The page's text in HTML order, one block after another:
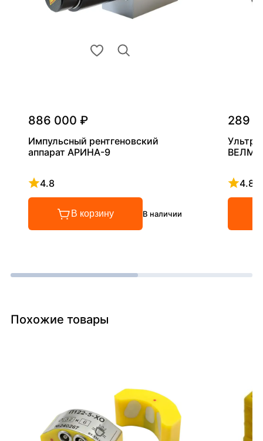
886 000 ₽
Импульсный рентгеновский
аппарат АРИНА-9
4.8
Рейтинг 4.8 из 5
В корзину В наличии
289
4.8
Похожие товары